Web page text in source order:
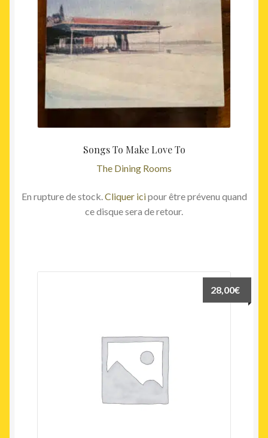
Songs To Make Love To
The Dining Rooms
En rupture de stock.Cliquer icipour être prévenu quand
ce disque sera de retour.
28,00€